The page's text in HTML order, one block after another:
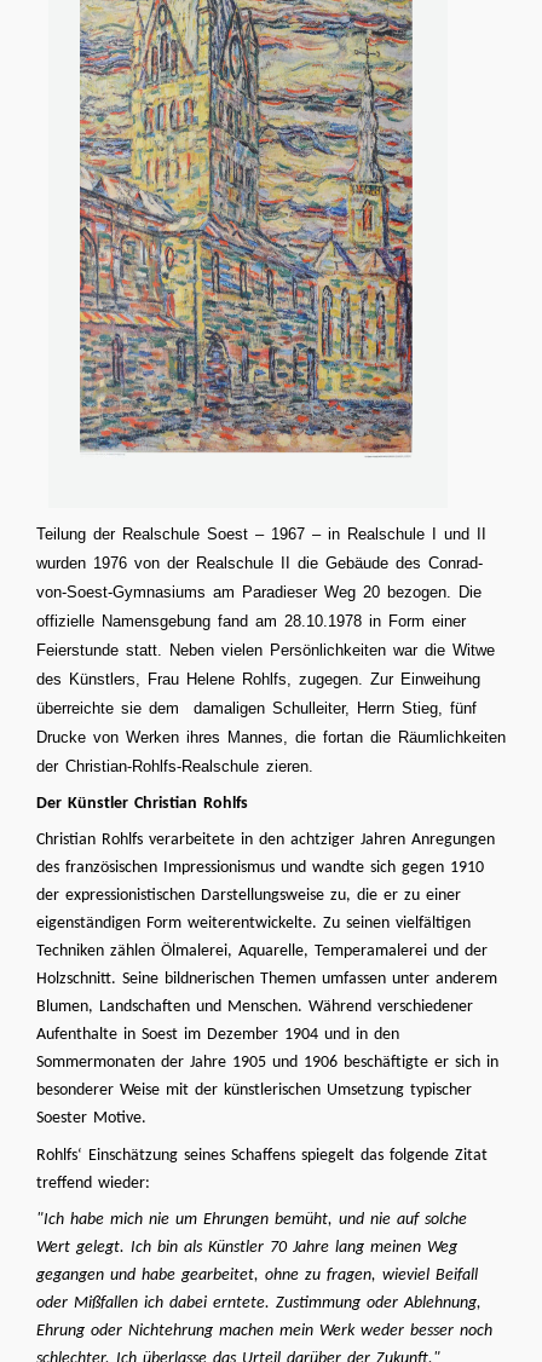
Teilung der Realschule Soest – 1967 – in Realschule I und II
wurden 1976 von der Realschule II die Gebäude des Conrad-
von-Soest-Gymnasiums am Paradieser Weg 20 bezogen. Die
offizielle Namensgebung fand am 28.10.1978 in Form einer
Feierstunde statt. Neben vielen Persönlichkeiten war die Witwe
des Künstlers, Frau Helene Rohlfs, zugegen. Zur Einweihung
überreichte sie dem damaligen Schulleiter, Herrn Stieg, fünf
Drucke von Werken ihres Mannes, die fortan die Räumlichkeiten
der Christian-Rohlfs-Realschule zieren.
Der Künstler Christian Rohlfs
Christian Rohlfs verarbeitete in den achtziger Jahren Anregungen
des französischen Impressionismus und wandte sich gegen 1910
der expressionistischen Darstellungsweise zu, die er zu einer
eigenständigen Form weiterentwickelte. Zu seinen vielfältigen
Techniken zählen Ölmalerei, Aquarelle, Temperamalerei und der
Holzschnitt. Seine bildnerischen Themen umfassen unter anderem
Blumen, Landschaften und Menschen. Während verschiedener
Aufenthalte in Soest im Dezember 1904 und in den
Sommermonaten der Jahre 1905 und 1906 beschäftigte er sich in
besonderer Weise mit der künstlerischen Umsetzung typischer
Soester Motive.
Rohlfs‘ Einschätzung seines Schaffens spiegelt das folgende Zitat
treffend wieder:
"Ich habe mich nie um Ehrungen bemüht, und nie auf solche
Wert gelegt. Ich bin als Künstler 70 Jahre lang meinen Weg
gegangen und habe gearbeitet, ohne zu fragen, wieviel Beifall
oder Mißfallen ich dabei erntete. Zustimmung oder Ablehnung,
Ehrung oder Nichtehrung machen mein Werk weder besser noch